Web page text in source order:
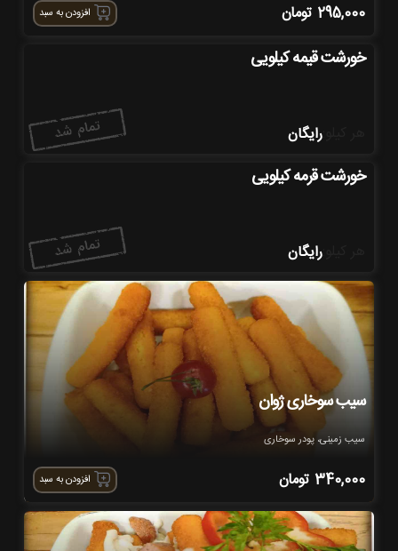
295,000 تومان افزودن به سبد
خورشت قیمه کیلویی
رایگان
خورشت قرمه کیلویی
رایگان
سیب سوخاری ژوان
سیب زمینی، پودر سوخاری
340,000 تومان افزودن به سبد